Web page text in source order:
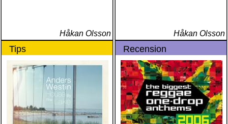
Håkan Olsson Håkan Olsson
Tips Recension